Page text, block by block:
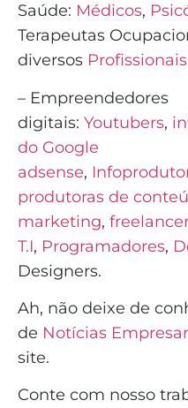
Saúde: Médicos,
Terapeutas
diversos
– Empreendedores
digitais: Youtubers,
do Google
adsense,
produtoras de
marketing,
T.I, Programadores,
Designers.
Ah, não deixe de
de Notícias
site.
Conte com nosso